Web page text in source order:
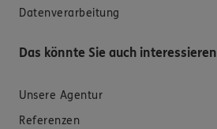
Datenverarbeitung
Das könnte Sie auch interessieren
Unsere Agentur
Referenzen